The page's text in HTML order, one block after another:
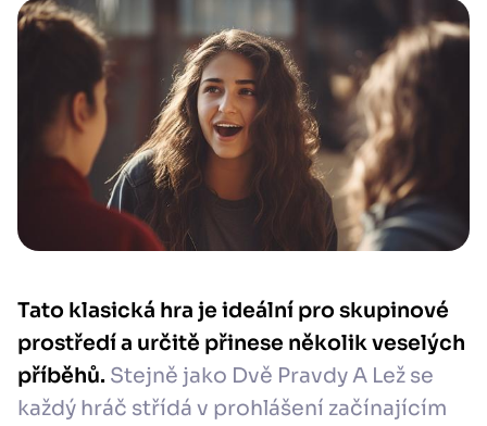
Tato klasická hra je ideální pro skupinové
prostředí a určitě přinese několik veselých
příběhů. Stejně jako Dvě Pravdy A Lež se
každý hráč střídá v prohlášení začínajícím